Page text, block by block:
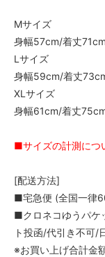
Mサイズ
身幅57cm/着丈
Lサイズ
身幅59cm/着丈
XLサイズ
身幅61cm/着丈
■サイズの計測につ
[配送方法]
■宅急便 (全国一律
■クロネコゆうパケ
ト投函/代引き不可/
※お買い上げ合計金